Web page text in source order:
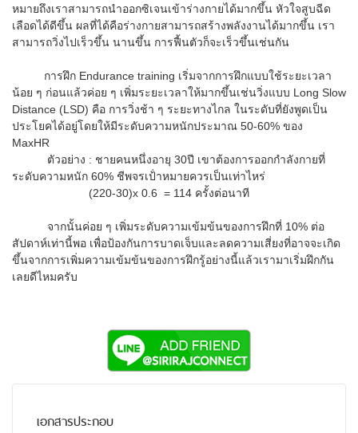
หมายถึงเราสามารถนำออกซิเจนเข้าร่างกายได้มากขึ้น หัวใจสูบฉีด
เลือดได้ดีขึ้น ผลที่ได้คือร่างกายสามารถสร้างพลังงานได้มากขึ้น เรา
สามารถวิ่งไปเร็วขึ้น นานขึ้น การฟื้นตัวก็จะเร็วขึ้นเช่นกัน
การฝึก Endurance training เริ่มจากการฝึกแบบใช้ระยะเวลา
น้อย ๆ ก่อนแล้วค่อย ๆ เพิ่มระยะเวลาให้มากขึ้นเช่นวิ่งแบบ Long Slow
Distance (LSD) คือ การวิ่งช้า ๆ ระยะทางไกล ในระดับที่ยังพูดเป็น
ประโยคได้อยู่โดยให้มีระดับความหนักประมาณ 50-60% ของ
MaxHR
ตัวอย่าง : ชายคนหนึ่งอายุ 30ปี เขาต้องการออกกำลังกายที่
ระดับความหนัก 60% ชีพจรเป้่าหมายควรเป็นเท่าไหร่
(220-30)x 0.6 = 114 ครั้งต่อนาที
จากนั้นค่อย ๆ เพิ่มระดับความเข้มข้นของการฝึกที่ 10% ต่อ
สัปดาห์เท่านี้พอ เพื่อป้องกันการบาดเจ็บและลดความเสี่ยงที่อาจจะเกิด
ขึ้นจากการเพิ่มความเข้มข้นของการฝึกรู้อย่างนี้แล้วเรามาเริ่มฝึกกัน
เลยดีไหมครับ
เอกสารประกอบ